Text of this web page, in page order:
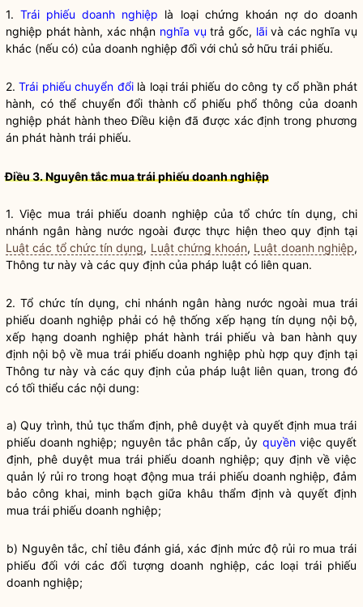
1.Trái phiếu doanh nghiệp là loại chứng khoán nợ do doanh
nghiệp phát hành, xác nhận nghĩa vụ trả gốc, lãivà các nghĩa vụ
khác (nếu có) của doanh nghiệp đối với chủ sở hữu trái phiếu.
2.Trái phiếu chuyển đổilà loại trái phiếu do công ty cổ phần phát
hành, có thể chuyển đổi thành cổ phiếu phổ thông của doanh
nghiệp phát hành theo Điều kiện đã được xác định trong phương
án phát hành trái phiếu.
Điều 3. Nguyên tắc mua trái phiếu doanh nghiệp
1. Việc mua trái phiếu doanh nghiệp của tổ chức tín dụng,chi
nhánh ngân hàng nước ngoài được thực hiện theo quy định tại
Luật các tổ chức tín dụng, Luật chứng khoán, Luật doanh nghiệp,
Thông tư này và các quy định của pháp luật có liên quan.
2.Tổ chức tín dụng, chi nhánh ngân hàng nước ngoài muatrái
phiếu doanh nghiệp phải có hệ thống xếp hạng tín dụng nội bộ,
xếp hạng doanh nghiệp phát hành trái phiếu và ban hành quy
định nội bộ về mua trái phiếu doanh nghiệp phù hợp quy định tại
Thông tư này và các quy định của pháp luật liên quan, trong đó
có tối thiểu các nội dung:
a) Quy trình, thủ tục thẩm định, phê duyệt và quyết định mua trái
phiếu doanh nghiệp; nguyên tắc phân cấp, ủy quyềnviệc quyết
định, phê duyệt mua trái phiếu doanh nghiệp; quy định về việc
quản lý rủi ro trong hoạt động mua trái phiếu doanh nghiệp, đảm
bảo công khai, minh bạch giữa khâu thẩm định và quyết định
mua trái phiếu doanh nghiệp;
b) Nguyên tắc, chỉ tiêu đánh giá, xác định mức độ rủi ro mua trái
phiếu đối với các đối tượng doanh nghiệp, các loại trái phiếu
doanh nghiệp;